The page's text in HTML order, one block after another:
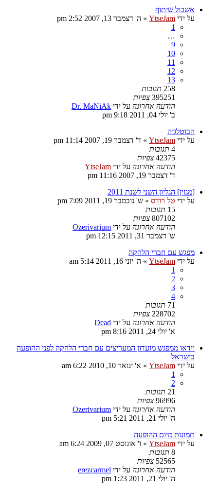
אשכול שיתוף
על ידי YtseJam
» ה' דצמבר 13, 2007 2:52 pm
1
…
9
10
11
12
13
258 תגובות
395251 צפיות
הודעה אחרונה על ידי Dr. MaNiAk
ב' יולי 04, 2011 9:18 pm
הבוטלגיה
על ידי YtseJam
» ד' דצמבר 19, 2007 11:14 pm
4 תגובות
42375 צפיות
הודעה אחרונה על ידי YtseJam
ד' דצמבר 19, 2007 11:16 pm
[מגזין] הגליון השני לשנת 2011
על ידי טל רודס » ש' נובמבר 19, 2011 7:09 pm
15 תגובות
807102 צפיות
הודעה אחרונה על ידי Ozerivarium
ש' דצמבר 31, 2011 12:15 pm
מפגש עם חברי הלהקה
על ידי YtseJam
» ה' יוני 16, 2011 5:14 am
1
2
3
4
71 תגובות
228702 צפיות
הודעה אחרונה על ידי Dead
א' יולי 24, 2011 8:16 pm
וידאו ממפגש מועדון המעריצים עם חברי הלהקה לפני ההופעה
בישראל
על ידי YtseJam
» א' ינואר 10, 2010 6:22 am
1
2
21 תגובות
96996 צפיות
הודעה אחרונה על ידי Ozerivarium
ה' יולי 21, 2011 5:21 pm
תמונות מיום ההופעה
על ידי YtseJam
» ו' אוגוסט 07, 2009 6:24 am
8 תגובות
52565 צפיות
הודעה אחרונה על ידי erezcarmel
ה' יולי 21, 2011 1:23 pm